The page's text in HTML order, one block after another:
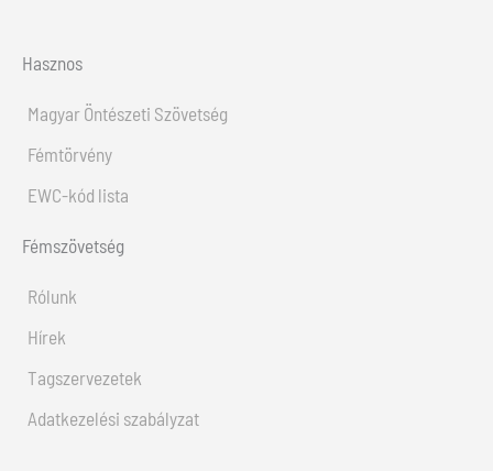
Hasznos
Magyar Öntészeti Szövetség
Fémtörvény
EWC-kód lista
Fémszövetség
Rólunk
Hírek
Tagszervezetek
Adatkezelési szabályzat